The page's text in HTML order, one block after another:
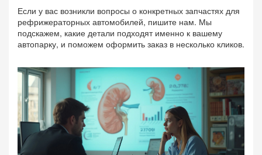
Если у вас возникли вопросы о конкретных запчастях для
рефрижераторных автомобилей, пишите нам. Мы
подскажем, какие детали подходят именно к вашему
автопарку, и поможем оформить заказ в несколько кликов.